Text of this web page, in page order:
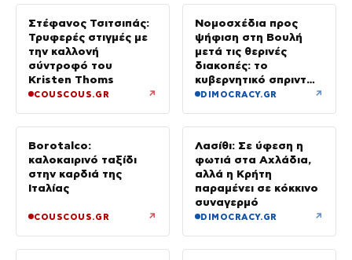
Στέφανος Τσιτσιπάς:
Τρυφερές στιγμές με
την καλλονή
σύντροφό του
Kristen Thoms
COUSCOUS.GR ↗
Νομοσχέδια προς
ψήφιση στη Βουλή
μετά τις θερινές
διακοπές: το
κυβερνητικό σπριντ
μετά τον
DIMOCRACY.GR ↗
Borotalco:
καλοκαιρινό ταξίδι
στην καρδιά της
Ιταλίας
COUSCOUS.GR ↗
Λασίθι: Σε ύφεση η
φωτιά στα Αχλάδια,
αλλά η Κρήτη
παραμένει σε κόκκινο
συναγερμό
DIMOCRACY.GR ↗